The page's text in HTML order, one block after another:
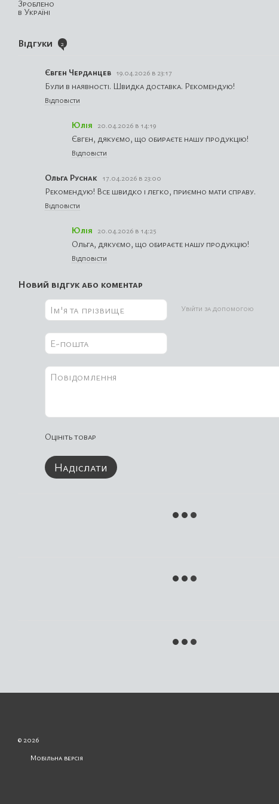
Відгуки 2
Євген Черданцев 19.04.2026 в 23:17
Були в наявності. Швидка доставка. Рекомендую!
Відповісти
Юлія 20.04.2026 в 14:19
Євген, дякуємо, що обираєте нашу продукцію!
Відповісти
Ольга Руснак 17.04.2026 в 23:00
Рекомендую! Все швидко і легко, приємно мати справу.
Відповісти
Юлія 20.04.2026 в 14:25
Ольга, дякуємо, що обираєте нашу продукцію!
Відповісти
Новий відгук або коментар
Увійти за допомогою
Оцініть товар
Надіслати
© 2026
Мобільна версія